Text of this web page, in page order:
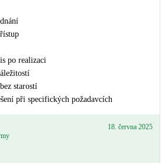
požadavky a hledali jsme cestu jak
provedena se vyskytly komplikace ze strany
k distribuční soustavě protáhlo, protože si
českou certifikaci střídače a muselo se
certifikaci vydá, nebylo to zavinění
čelem a i přes to, že jsem to
do dvou měsíců, velký obdiv chlapům,
po realizaci
starostí
při specifických požadavcích
18. června 2025